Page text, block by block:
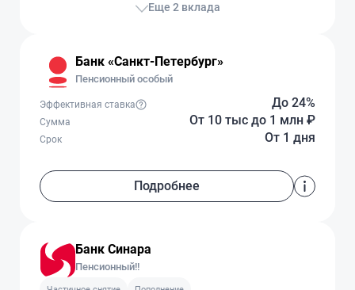
Еще 2 вклада
Банк «Санкт-Петербург»
Пенсионный особый
До 24%
Эффективная ставка
От 10 тыс до 1 млн ₽
Сумма
От 1 дня
Срок
Подробнее
Банк Синара
Пенсионный!!